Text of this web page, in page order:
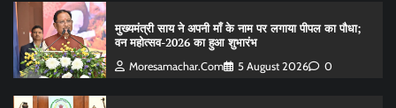
मुख्यमंत्री साय ने अपनी माँ के नाम पर लगाया पीपल का पौधा;
वन महोत्सव-2026 का हुआ शुभारंभ
Moresamachar.com 5 August 2026 0